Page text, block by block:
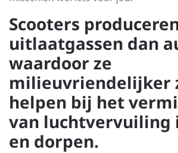
Scooters
uitlaatgassen dan
waardoor ze
milieuvriendelijker
helpen bij het
van luchtvervuiling
en dorpen.